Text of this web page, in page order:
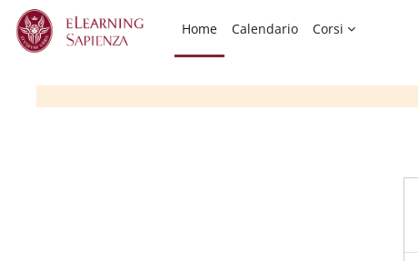
Vai al contenuto principale
Home
Calendario Corsi